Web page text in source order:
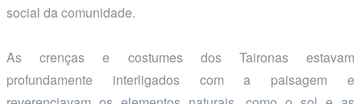
social da comunidade.
As crenças e costumes dos Taironas estavam
profundamente interligados com a paisagem e